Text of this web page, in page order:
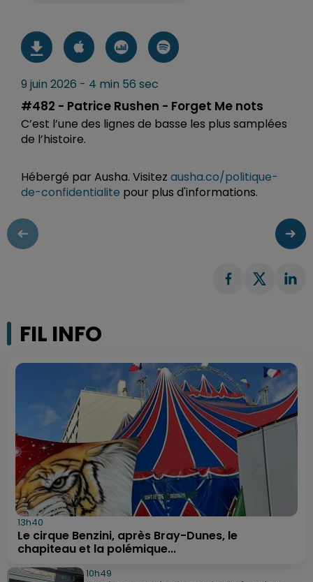
9 juin 2026 - 4 min 56 sec
#482 - Patrice Rushen - Forget Me nots
C’est l’une des lignes de basse les plus samplées
de l’histoire.
Hébergé par Ausha. Visitez ausha.co/politique-
de-confidentialite pour plus d'informations.
FIL INFO
13h40
Le cirque Benzini, après Bray-Dunes, le
chapiteau et la polémique...
10h49